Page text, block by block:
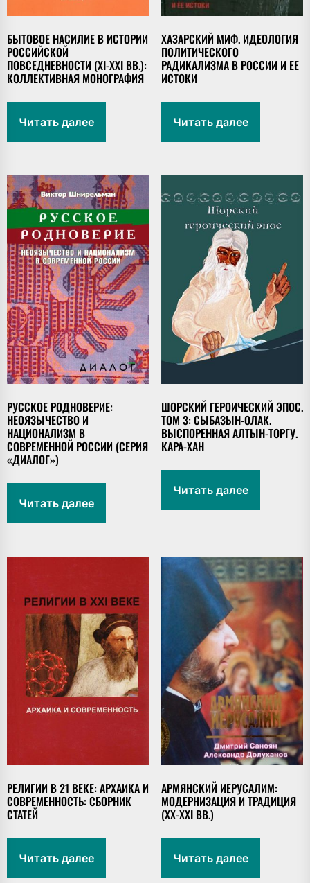
БЫТОВОЕ НАСИЛИЕ В ИСТОРИИ
РОССИЙСКОЙ
ПОВСЕДНЕВНОСТИ (XI-XXI ВВ.):
КОЛЛЕКТИВНАЯ МОНОГРАФИЯ
Читать далее
ХАЗАРСКИЙ МИФ. ИДЕОЛОГИЯ
ПОЛИТИЧЕСКОГО
РАДИКАЛИЗМА В РОССИИ И ЕЕ
ИСТОКИ
Читать далее
РУССКОЕ РОДНОВЕРИЕ:
НЕОЯЗЫЧЕСТВО И
НАЦИОНАЛИЗМ В
СОВРЕМЕННОЙ РОССИИ (СЕРИЯ
«ДИАЛОГ»)
Читать далее
ШОРСКИЙ ГЕРОИЧЕСКИЙ ЭПОС.
ТОМ 3: СЫБАЗЫН-ОЛАК.
ВЫСПОРЕННАЯ АЛТЫН-ТОРГУ.
КАРА-ХАН
Читать далее
РЕЛИГИИ В 21 ВЕКЕ: АРХАИКА И
СОВРЕМЕННОСТЬ: СБОРНИК
СТАТЕЙ
Читать далее
АРМЯНСКИЙ ИЕРУСАЛИМ:
МОДЕРНИЗАЦИЯ И ТРАДИЦИЯ
(XX-XXI ВВ.)
Читать далее